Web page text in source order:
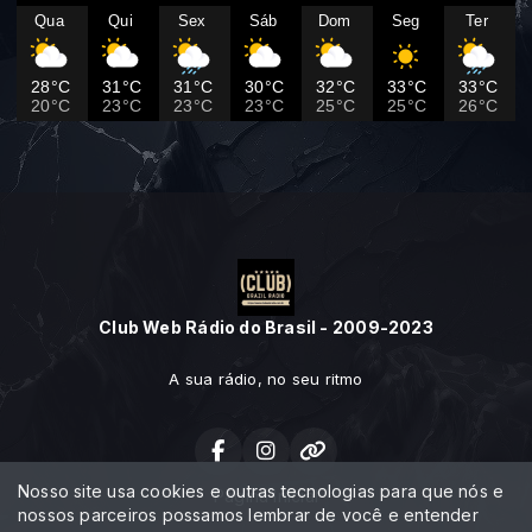
Qua
28°C
20°C
Qui
31°C
23°C
Sex
31°C
23°C
Sáb
30°C
23°C
Dom
32°C
25°C
Seg
33°C
25°C
Ter
33°C
26°C
Club Web Rádio do Brasil - 2009-2023
A sua rádio, no seu ritmo
Página Inicial
Nosso site usa cookies e outras tecnologias para que nós e
nossos parceiros possamos lembrar de você e entender